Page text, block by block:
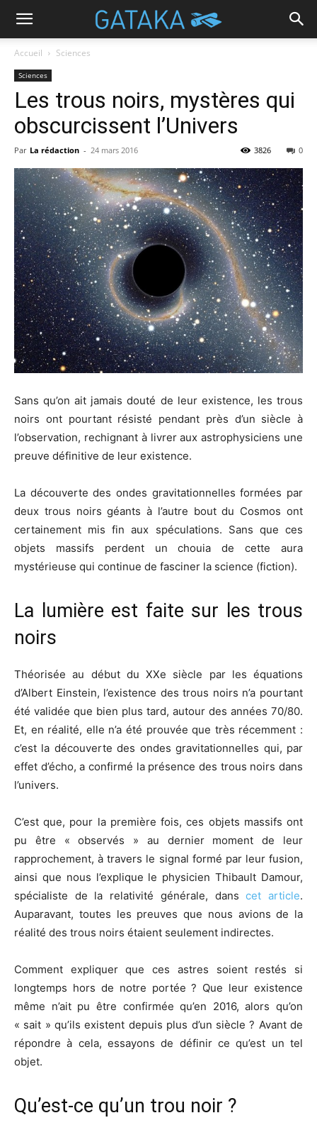
Accueil Sciences
Sciences
Les trous noirs, mystères qui
obscurcissent l’Univers
Par La rédaction - 24 mars 2016 0
3826
Sans qu’on ait jamais douté de leur existence, les trous
noirs ont pourtant résisté pendant près d’un siècle à
l’observation, rechignant à livrer aux astrophysiciens une
preuve définitive de leur existence.
La découverte des ondes gravitationnelles formées par
deux trous noirs géants à l’autre bout du Cosmos ont
certainement mis fin aux spéculations. Sans que ces
objets massifs perdent un chouia de cette aura
mystérieuse qui continue de fasciner la science (fiction).
La lumière est faite sur les trous
noirs
Théorisée au début du XXe siècle par les équations
d’Albert Einstein, l’existence des trous noirs n’a pourtant
été validée que bien plus tard, autour des années 70/80.
Et, en réalité, elle n’a été prouvée que très récemment :
c’est la découverte des ondes gravitationnelles qui, par
effet d’écho, a confirmé la présence des trous noirs dans
l’univers.
C’est que, pour la première fois, ces objets massifs ont
pu être « observés » au dernier moment de leur
rapprochement, à travers le signal formé par leur fusion,
ainsi que nous l’explique le physicien Thibault Damour,
spécialiste de la relativité générale, danscet article.
Auparavant, toutes les preuves que nous avions de la
réalité des trous noirs étaient seulement indirectes.
Comment expliquer que ces astres soient restés si
longtemps hors de notre portée ? Que leur existence
même n’ait pu être confirmée qu’en 2016, alors qu’on
« sait » qu’ils existent depuis plus d’un siècle ? Avant de
répondre à cela, essayons de définir ce qu’est un tel
objet.
Qu’est-ce qu’un trou noir ?